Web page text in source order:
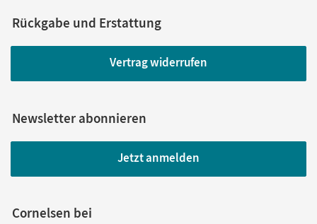
Rückgabe und Erstattung
Vertrag widerrufen
Newsletter abonnieren
Jetzt anmelden
Cornelsen bei